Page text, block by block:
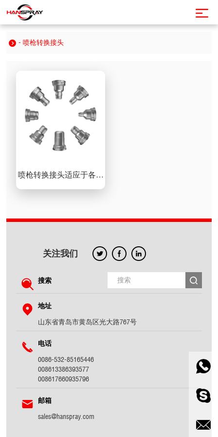
- 喷枪转换接头
喷枪转换接头适应于各种
喷枪
关注我们
搜索
地址
山东省青岛市黄岛区光大路767号
电话
0086-532-85165446
008613386393577
008617660935796
邮箱
sales@hanspray.com